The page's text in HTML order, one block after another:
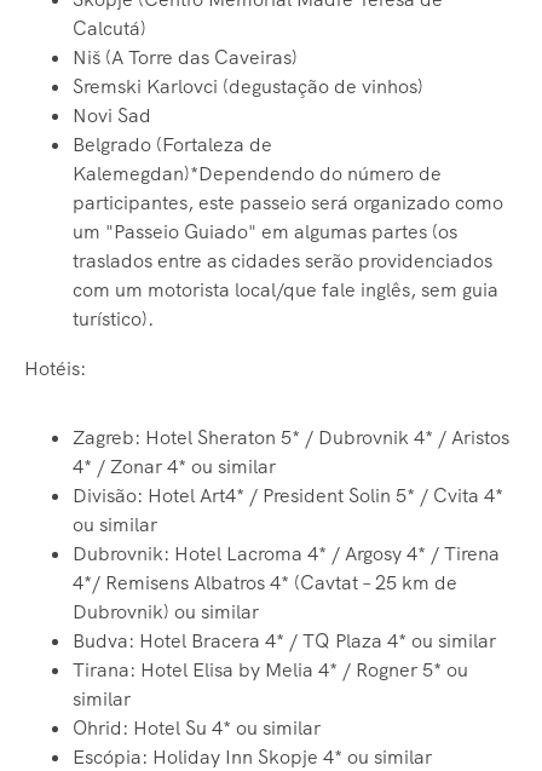
Calcutá)
Niš (A Torre das Caveiras)
Sremski Karlovci (degustação de vinhos)
Novi Sad
Belgrado (Fortaleza de
Kalemegdan)*Dependendo do número de
participantes, este passeio será organizado como
um "Passeio Guiado" em algumas partes (os
traslados entre as cidades serão providenciados
com um motorista local/que fale inglês, sem guia
turístico).
Hotéis:
Zagreb: Hotel Sheraton 5* / Dubrovnik 4* / Aristos
4* / Zonar 4* ou similar
Divisão: Hotel Art4* / President Solin 5* / Cvita 4*
ou similar
Dubrovnik: Hotel Lacroma 4* / Argosy 4* / Tirena
4*/ Remisens Albatros 4* (Cavtat – 25 km de
Dubrovnik) ou similar
Budva: Hotel Bracera 4* / TQ Plaza 4* ou similar
Tirana: Hotel Elisa by Melia 4* / Rogner 5* ou
similar
Ohrid: Hotel Su 4* ou similar
Escópia: Holiday Inn Skopje 4* ou similar